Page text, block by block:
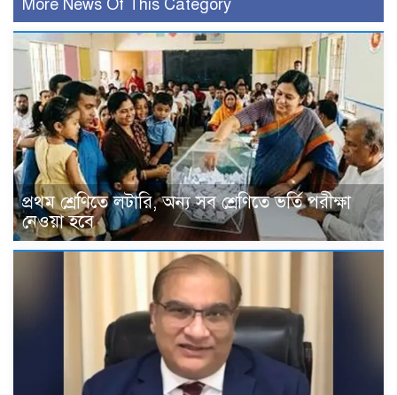
More News Of This Category
প্রথম শ্রেণিতে লটারি, অন্য সব শ্রেণিতে ভর্তি পরীক্ষা
নেওয়া হবে